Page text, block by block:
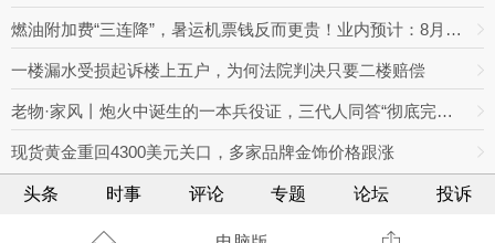
燃油附加费“三连降”，暑运机票钱反而更贵！业内预计：8月下旬将迎回落拐点
一楼漏水受损起诉楼上五户，为何法院判决只要二楼赔偿
老物·家风丨炮火中诞生的一本兵役证，三代人同答“彻底完成任务”
现货黄金重回4300美元关口，多家品牌金饰价格跟涨
头条 时事 评论 专题 论坛 投诉